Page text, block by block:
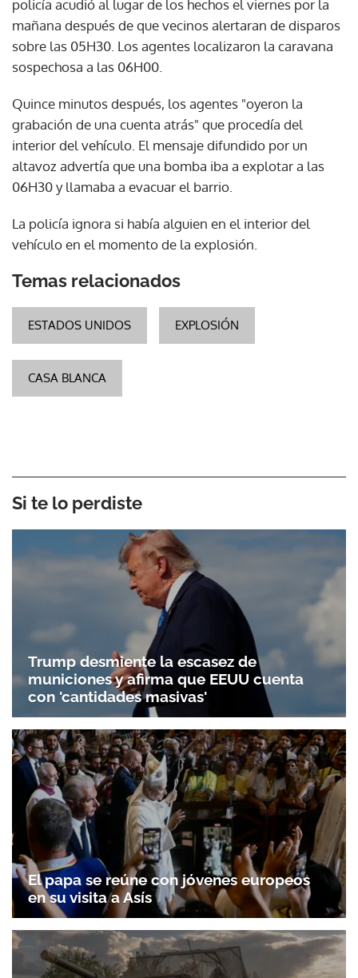
policía acudió al lugar de los hechos el viernes por la
mañana después de que vecinos alertaran de disparos
sobre las 05H30. Los agentes localizaron la caravana
sospechosa a las 06H00.
Quince minutos después, los agentes "oyeron la
grabación de una cuenta atrás" que procedía del
interior del vehículo. El mensaje difundido por un
altavoz advertía que una bomba iba a explotar a las
06H30 y llamaba a evacuar el barrio.
La policía ignora si había alguien en el interior del
vehículo en el momento de la explosión.
Temas relacionados
ESTADOS UNIDOS EXPLOSIÓN
CASA BLANCA
Si te lo perdiste
Trump desmiente la escasez de
municiones y afirma que EEUU cuenta
con 'cantidades masivas'
El papa se reúne con jóvenes europeos
en su visita a Asís